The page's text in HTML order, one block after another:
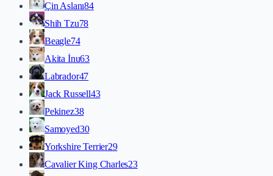
Çin Aslanı84
Shih Tzu78
Beagle74
Akita İnu63
Labrador47
Jack Russell43
Pekinez38
Samoyed30
Yorkshire Terrier29
Cavalier King Charles23